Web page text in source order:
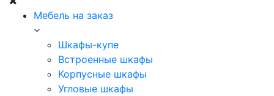
Мебель на заказ
Шкафы-купе
Встроенные шкафы
Корпусные шкафы
Угловые шкафы